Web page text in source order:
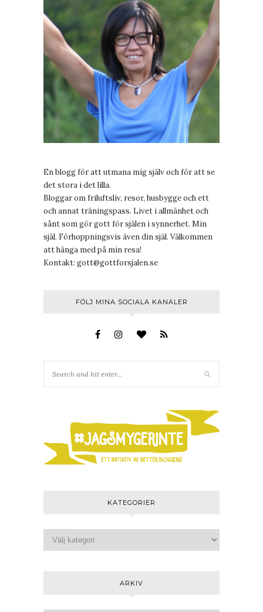
En blogg för att utmana mig själv och för att se
det stora i det lilla.
Bloggar om friluftsliv, resor, husbygge och ett
och annat träningspass. Livet i allmänhet och
sånt som gör gott för själen i synnerhet. Min
själ. Förhoppningsvis även din själ. Välkommen
att hänga med på min resa!
Kontakt: gott@gottforsjalen.se
FÖLJ MINA SOCIALA KANALER
KATEGORIER
ARKIV